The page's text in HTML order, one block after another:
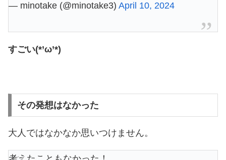
— minotake (@minotake3) April 10, 2024
すごい(*’ω’*)
その発想はなかった
大人ではなかなか思いつけません。